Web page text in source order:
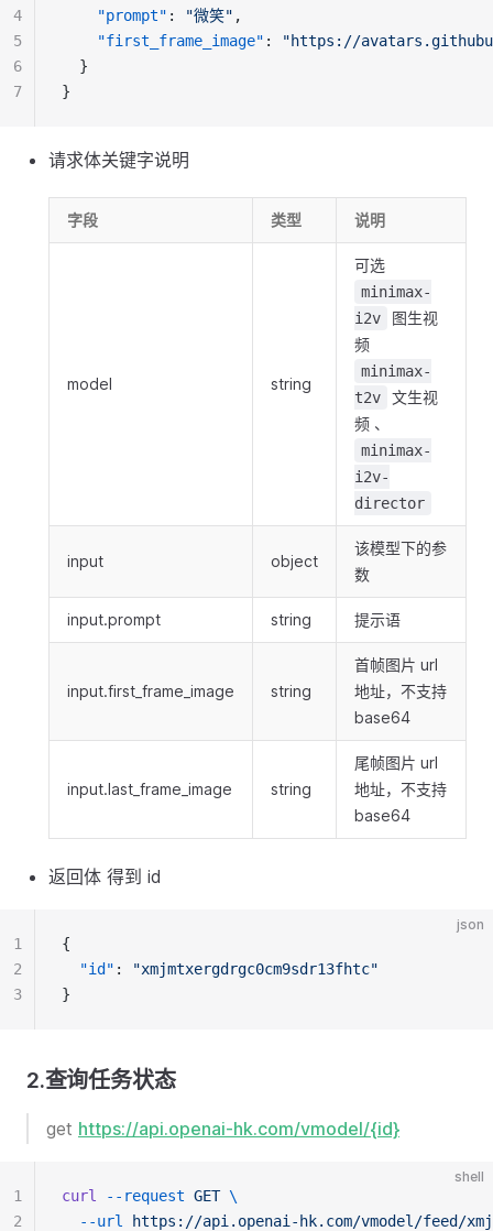
"prompt" : "微笑" ,
"first_frame_image" :
"https://
  }
}
4
5
6
7
请求体关键字说明
字段 类型 说明
model string
可选
minimax-
i2v
图生视
频
minimax-
t2v
文生视
频 、
minimax-
i2v-
director
input object
该模型下的参
数
input.prompt string 提示语
input.first_frame_image string
首帧图片 url
地址，不支持
base64
input.last_frame_image string
尾帧图片 url
地址，不支持
base64
返回体 得到 id
json
{
"id" :
"xmjmtxergdrgc0cm9sdr13fhtc"
}
1
2
3
2.查询任务状态
get https://api.openai-hk.com/vmodel/{id}
shell
curl --request GET \
--url
https://api.openai-hk.com/vmodel/feed/
1
2